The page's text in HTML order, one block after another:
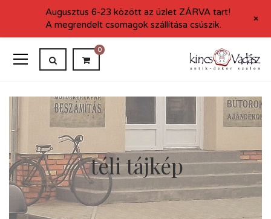
0
téli tájkép
Augusztus 6-23 között az üzlet ZÁRVA tart!
A megrendelt csomagok szállítása csúszik.
+